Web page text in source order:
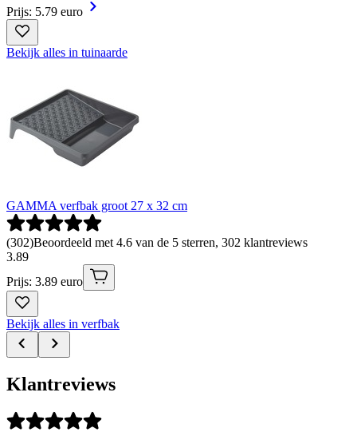
Prijs: 5.79 euro
Bekijk alles in tuinaarde
GAMMA verfbak groot 27 x 32 cm
(302)Beoordeeld met 4.6 van de 5 sterren, 302 klantreviews
3.89
Prijs: 3.89 euro
Bekijk alles in verfbak
Klantreviews